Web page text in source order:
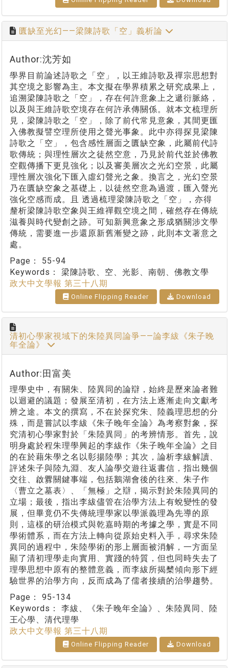
匱缺至光幻——梁陳詩歌「空」義析論
Author:沈芳如
學界目前論述詩歌之「空」，以王維詩歌及禪宗思想對
其空境之影響為主。本文擬在學界積累之研究成果上，
追溯梁陳詩歌之「空」，存在何許意象上之遞衍脈絡，
以及與王維詩歌空境存在何許承傳關係。就本文梳理所
見，梁陳詩歌之「空」，除了前代常見意象，其間更匯
入佛教擬譬空理所使用之聲光事象。此中亦得探見梁陳
詩歌之「空」，包含感性層面之匱缺空象，此屬前代詩
歌傳統；與理性層次之徒然空意，乃見於前代並於佛教
空觀傳播下更見強化；以及審美層次之光幻空景，此屬
理性層次強化下匯入虛幻聲光之象。換言之，光幻空景
乃在匱缺空象之基礎上，以徒然空意為過渡，匯入聲光
強化空感而成。且 透過梳理梁陳詩歌之「空」，亦得
釐析梁陳詩歌空象與王維禪觀空境之間，確然存在傳統
滋養與時代變創之跡。可知新興意象之形成猶關涉文學
傳統，需要進一步還原新舊漸變之跡，此則本文著意之
處。
Page： 55-94
Keywords： 梁陳詩歌、空、光影、南朝、佛教文學
政大中文學報 第三十八期
Online Flipping Reader Download
清初心學家視域下的朱陸異同論爭——論李紱《朱子晚
年全論》
Author:田富美
理學史中，有關朱、陸異同的論辯，始終是歷來論者難
以迴避的議題；發展至清初，在方法上逐漸走向文獻考
辨之途。本文的撰寫，不在於探究朱、陸義理思想的分
殊，而是嘗試以李紱《朱子晚年全論》為考察對象，探
究清初心學家對於「朱陸異同」的考辨情形。首先，說
明身處於程朱理學興起的李紱作《朱子晚年全論》之目
的在於藉朱學之名以彰揚陸學；其次，論析李紱解讀、
評述朱子與陸九淵、友人論學交遊往返書信，指出幾個
交往、啟釁關鍵事端，包括鵝湖會後的往來、朱子作
〈曹立之墓表〉、「無極」之辯，揭示對於朱陸異同的
立場；最後，指出李紱儘管在治學方法上有蛻變性的發
展，但畢竟仍不失傳統理學家以學派義理為先導的原
則，這樣的研治模式與乾嘉時期的考據之學，實是不同
學術體系，而在方法上轉向從原始史料入手，尋求朱陸
異同的過程中，朱陸學術的形上層面被消解，一方面呈
顯了清初理學走向實用、實踐的特質，但也同時失去了
理學思想中原有的整體意義，而李紱所揭櫫傾向形下經
驗世界的治學方向，反而成為了儒者接續的治學趨勢。
Page： 95-134
Keywords： 李紱、《朱子晚年全論》、朱陸異同、陸
王心學、清代理學
政大中文學報 第三十八期
Online Flipping Reader Download